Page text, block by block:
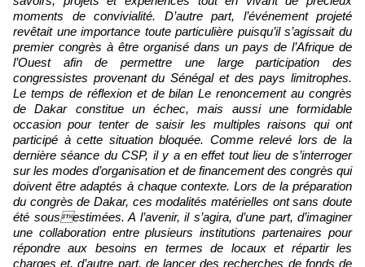
moments de convivialité. D’autre part, l’événement projeté
revêtait une importance toute particulière puisqu’il s’agissait du
premier congrès à être organisé dans un pays de l’Afrique de
l’Ouest afin de permettre une large participation des
congressistes provenant du Sénégal et des pays limitrophes.
Le temps de réflexion et de bilan Le renoncement au congrès
de Dakar constitue un échec, mais aussi une formidable
occasion pour tenter de saisir les multiples raisons qui ont
participé à cette situation bloquée. Comme relevé lors de la
dernière séance du CSP, il y a en effet tout lieu de s’interroger
sur les modes d’organisation et de financement des congrès qui
doivent être adaptés à chaque contexte. Lors de la préparation
du congrès de Dakar, ces modalités matérielles ont sans doute
été sousestimées. A l’avenir, il s’agira, d’une part, d’imaginer
une collaboration entre plusieurs institutions partenaires pour
répondre aux besoins en termes de locaux et répartir les
charges et, d’autre part, de lancer des recherches de fonds de